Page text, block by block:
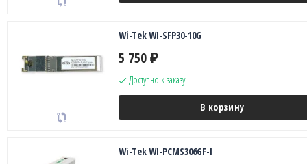
Wi-Tek WI-SFP30-10G
5 750 ₽
Доступно к заказу
В корзину
Wi-Tek WI-PСMS306GF-I